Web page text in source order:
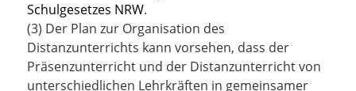
Schulgesetzes NRW.
(3) Der Plan zur Organisation des
Distanzunterrichts kann vorsehen, dass der
Präsenzunterricht und der Distanzunterricht von
unterschiedlichen Lehrkräften in gemeinsamer